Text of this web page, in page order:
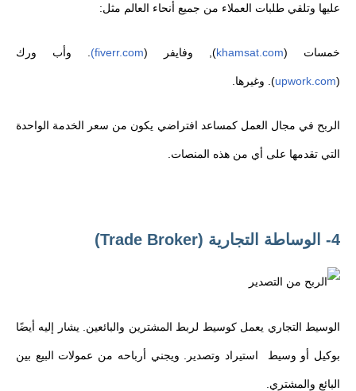
عليها وتلقي طلبات العملاء من جميع أنحاء العالم مثل:
خمسات (khamsat.com), وفايفر (fiverr.com) . وأب ورك
(
upwork.com). وغيرها.
الربح في مجال العمل كمساعد افتراضي يكون من سعر الخدمة الواحدة
التي تقدمها على أي من هذه المنصات.
4- الوساطة التجارية (Trade Broker)
الوسيط التجاري يعمل كوسيط لربط المشترين والبائعين. يشار إليه أيضًا
بوكيل أو وسيط استيراد وتصدير. ويجني أرباحه من عمولات البيع بين
البائع والمشتري.